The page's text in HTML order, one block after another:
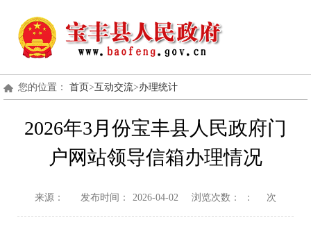
您的位置： 首页>互动交流>办理统计
2026年3月份宝丰县人民政府门
户网站领导信箱办理情况
来源： 发布时间： 2026-04-02 浏览次数： ： 次